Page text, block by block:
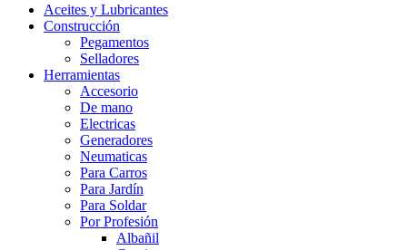
Aceites y Lubricantes
Construcción
Pegamentos
Selladores
Herramientas
Accesorio
De mano
Electricas
Generadores
Neumaticas
Para Carros
Para Jardín
Para Soldar
Por Profesión
Albañil